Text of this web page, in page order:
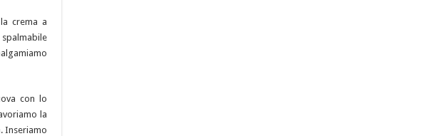
crema a
con lo
la
Inseriamo